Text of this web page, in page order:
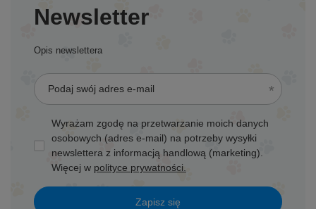
Newsletter
Opis newslettera
Podaj swój adres e-mail
Wyrażam zgodę na przetwarzanie moich danych
osobowych (adres e-mail) na potrzeby wysyłki
newslettera z informacją handlową (marketing).
Więcej w polityce prywatności.
Zapisz się